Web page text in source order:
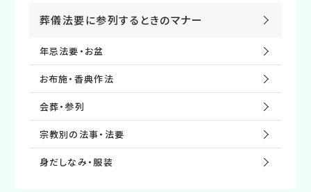
葬儀法要に参列するときのマナー
年忌法要・お盆
お布施・⾹典作法
会葬・参列
宗教別の法事・法要
⾝だしなみ・服装